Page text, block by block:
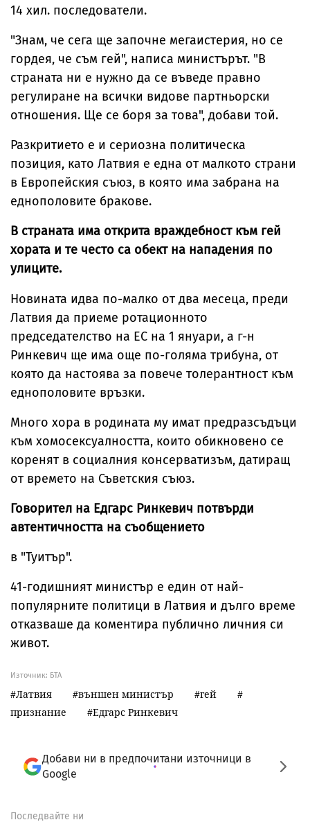
14 хил. последователи.
"Знам, че сега ще започне мегаистерия, но се
гордея, че съм гей", написа министърът. "В
страната ни е нужно да се въведе правно
регулиране на всички видове партньорски
отношения. Ще се боря за това", добави той.
Разкритието е и сериозна политическа
позиция, като Латвия е една от малкото страни
в Европейския съюз, в която има забрана на
еднополовите бракове.
В страната има открита враждебност към гей
хората и те често са обект на нападения по
улиците.
Новината идва по-малко от два месеца, преди
Латвия да приеме ротационното
председателство на ЕС на 1 януари, а г-н
Ринкевич ще има още по-голяма трибуна, от
която да настоява за повече толерантност към
еднополовите връзки.
Много хора в родината му имат предразсъдъци
към хомосексуалността, които обикновено се
коренят в социалния консерватизъм, датиращ
от времето на Съветския съюз.
Говорител на Едгарс Ринкевич потвърди
автентичността на съобщението
в "Туитър".
41-годишният министър е един от най-
популярните политици в Латвия и дълго време
отказваше да коментира публично личния си
живот.
Източник: БТА
Латвия външен министър
гей
признание
Едгарс Ринкевич
Добави ни в предпочитани източници в
Google
Последвайте ни